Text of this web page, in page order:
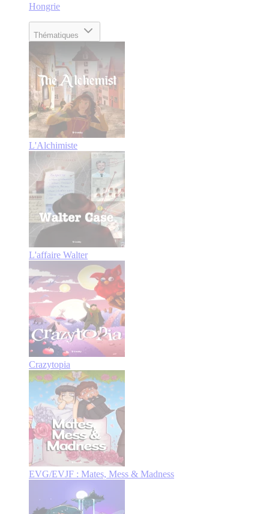
Hongrie
Thématiques
L'Alchimiste
L'affaire Walter
Crazytopia
EVG/EVJF : Mates, Mess & Madness